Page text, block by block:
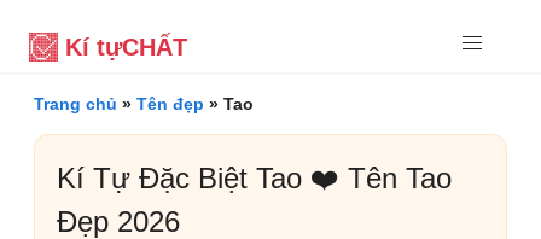
Kí tựCHẤT
Trang chủ » Tên đẹp » Tao
Kí Tự Đặc Biệt Tao ❤️ Tên Tao
Đẹp 2026